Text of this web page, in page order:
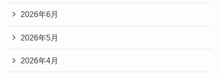
2026年6月
2026年5月
2026年4月